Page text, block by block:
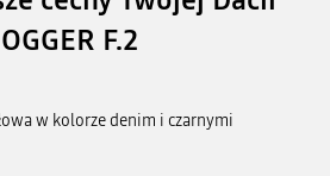
F.2
w kolorze denim i czarnymi